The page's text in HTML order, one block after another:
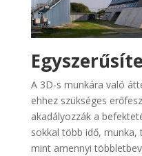
A 3D-s munkára való
ehhez szükséges
akadályozzák a
sokkal több idő, munka,
mint amennyi